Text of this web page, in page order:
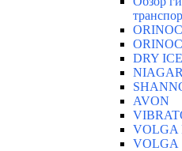
DRY ICE
AVON
VOLGA
VOLGA